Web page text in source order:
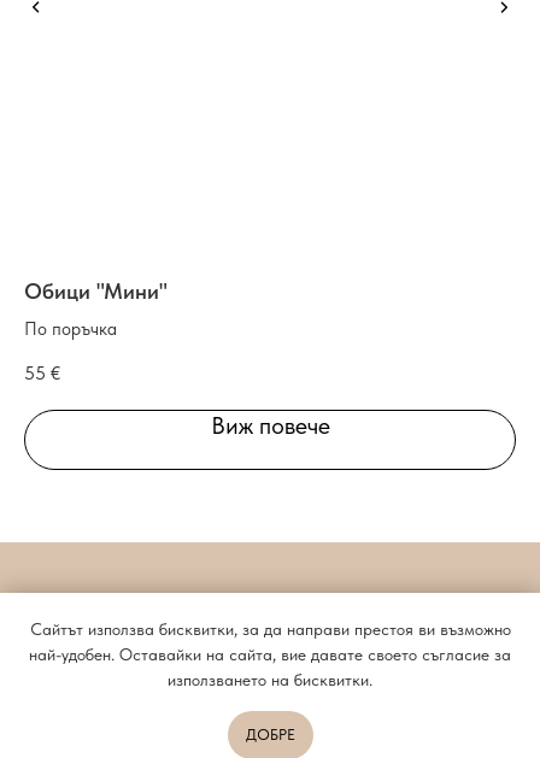
Сайтът използва бисквитки, за да направи престоя ви възможно
най-удобен. Оставайки на сайта, вие давате своето съгласие за
използването на бисквитки.
ДОБРЕ
Добави в количката
Обици "Мини"
По поръчка
55 €
Виж повече
NATALI MARK
Споразумение с потребителя
+359885620676
info@natalimark.art
Политика за поверителност